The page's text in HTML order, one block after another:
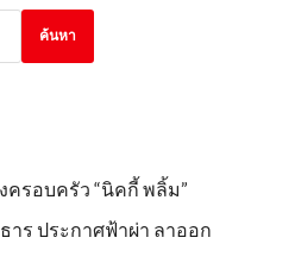
ค้นหา
รอบครัว “นิคกี้ พลิ้ม”
าร ประกาศฟ้าผ่า ลาออก